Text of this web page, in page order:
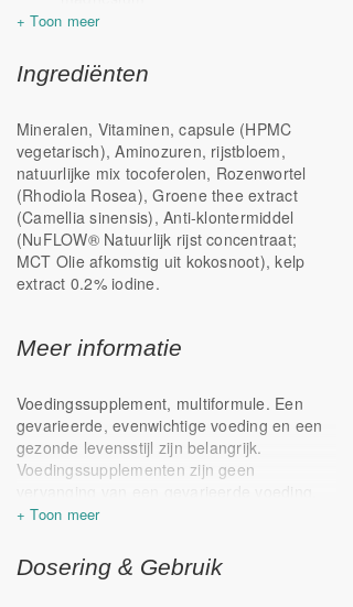
Met vitamine K1 & K2
B12 Adenocobalamine en
methylcoalbumine
Bevat PABA en inositol
Selenium uit natriumseleniet en
seleniummethionine
Ingrediënten
Mineralen, Vitaminen, capsule (HPMC
vegetarisch), Aminozuren, rijstbloem,
natuurlijke mix tocoferolen, Rozenwortel
(Rhodiola Rosea), Groene thee extract
(Camellia sinensis), Anti-klontermiddel
(NuFLOW® Natuurlijk rijst concentraat;
MCT Olie afkomstig uit kokosnoot), kelp
extract 0.2% iodine.
Meer informatie
Voedingssupplement, multiformule. Een
gevarieerde, evenwichtige voeding en een
gezonde levensstijl zijn belangrijk.
Voedingssupplementen zijn geen
Koel, droog, donker en buiten het bereik
van cumarine derivaten
(antistollingsmiddelen zoals warfarine,
Dosering & Gebruik